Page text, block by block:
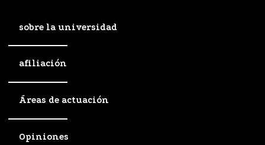
sobre la universidad
afiliación
Áreas de actuación
Opiniones